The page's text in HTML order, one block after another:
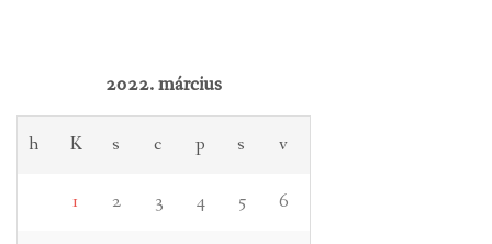
2022. március
h K s c p s v
1 2 3 4 5 6